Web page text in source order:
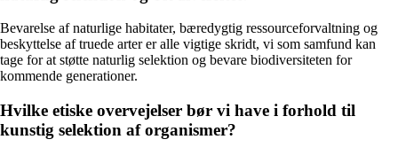
Bevarelse af naturlige habitater, bæredygtig ressourceforvaltning og
beskyttelse af truede arter er alle vigtige skridt, vi som samfund kan
tage for at støtte naturlig selektion og bevare biodiversiteten for
kommende generationer.
Hvilke etiske overvejelser bør vi have i forhold til
kunstig selektion af organismer?